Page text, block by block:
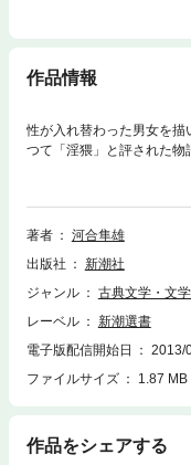
作品情報
性が入れ替わった男女を
つて「淫猥」と評された
されていた。男らしさと
深層心理学の立場からジ
論。河合隼雄が遺した名著
著者
河合隼雄
出版社
新潮社
ジャンル
古典文学・文
レーベル
新潮選書
電子版配信開始日
2013/
ファイルサイズ
1.87 MB
作品をシェアする